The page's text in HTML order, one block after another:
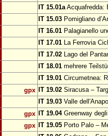
IT 15.01aAcquafredda:
IT 15.03 Pomigliano
IT 16.01 Palagianello
IT 17.01 La Ferrovia
IT 17.02 Lago del
IT 18.01 mehrere
IT 19.01 Circumetnea:
gpx
IT 19.02 Siracusa –
IT 19.03 Valle
gpx
IT 19.04Greenway
gpx
IT 19.05 Porto Palo –